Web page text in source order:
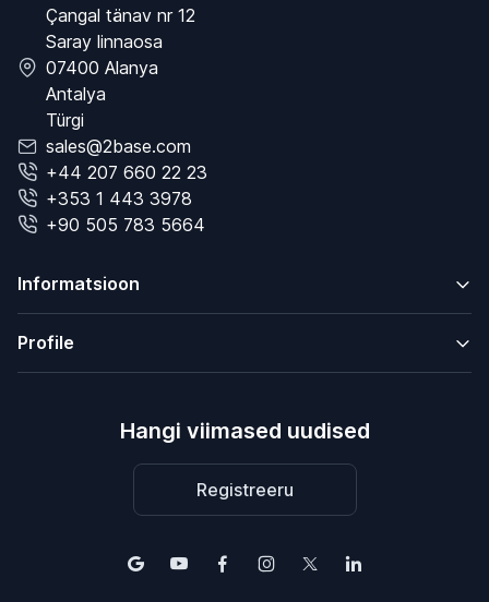
Çangal tänav nr 12
Saray linnaosa
07400 Alanya
Antalya
Türgi
sales@2base.com
+44 207 660 22 23
+353 1 443 3978
+90 505 783 5664
Informatsioon
Profile
Hangi viimased uudised
Registreeru